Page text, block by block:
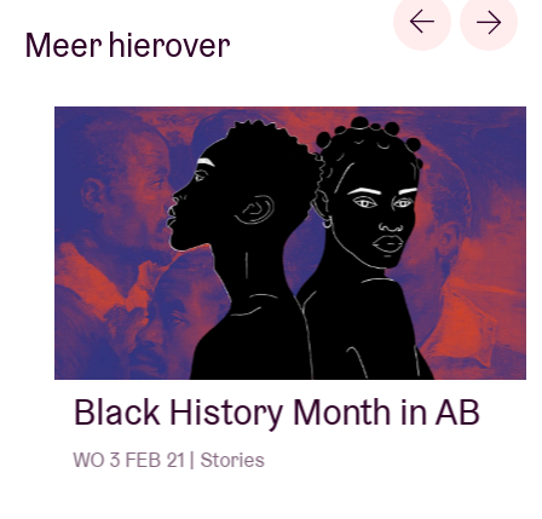
Meer hierover
Black History Month in AB
WO 3 FEB 21 | Stories